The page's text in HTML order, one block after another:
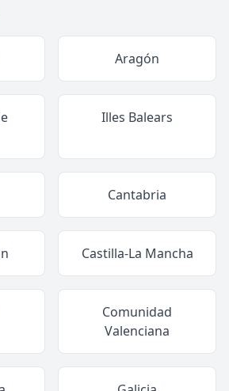
Aragón
Illes Balears
Cantabria
Castilla-La Mancha
Comunidad
Valenciana